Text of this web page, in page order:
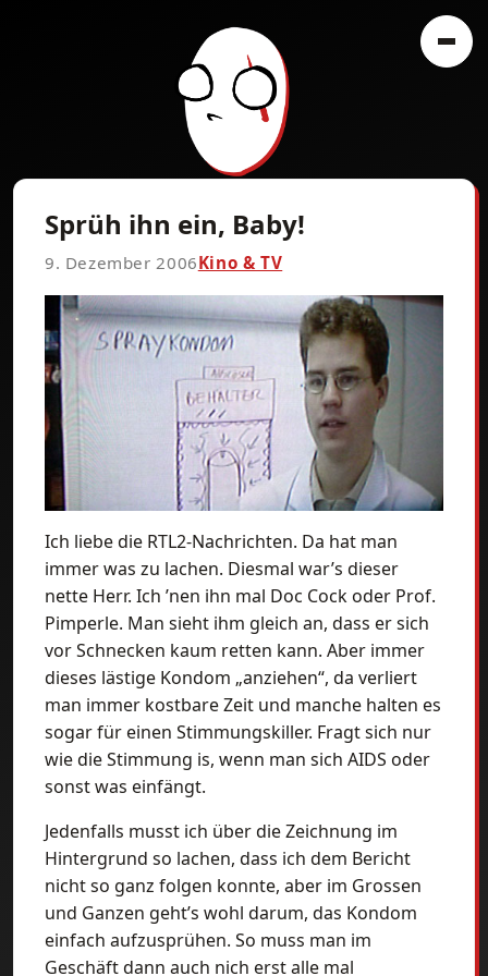
Sprüh ihn ein, Baby!
9. Dezember 2006Kino & TV
Ich liebe die RTL2-Nachrichten. Da hat man
immer was zu lachen. Diesmal war’s dieser
nette Herr. Ich ’nen ihn mal Doc Cock oder Prof.
Pimperle. Man sieht ihm gleich an, dass er sich
vor Schnecken kaum retten kann. Aber immer
dieses lästige Kondom „anziehen“, da verliert
man immer kostbare Zeit und manche halten es
sogar für einen Stimmungskiller. Fragt sich nur
wie die Stimmung is, wenn man sich AIDS oder
sonst was einfängt.
Jedenfalls musst ich über die Zeichnung im
Hintergrund so lachen, dass ich dem Bericht
nicht so ganz folgen konnte, aber im Grossen
und Ganzen geht’s wohl darum, das Kondom
einfach aufzusprühen. So muss man im
Geschäft dann auch nich erst alle mal